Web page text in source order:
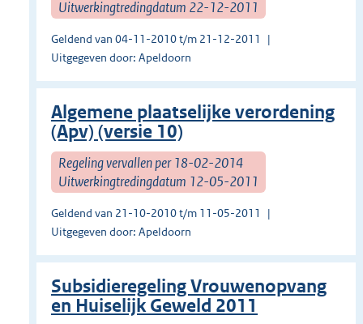
Uitwerkingtredingdatum 22-12-2011
Geldend van 04-11-2010 t/m 21-12-2011
Uitgegeven door: Apeldoorn
Algemene plaatselijke verordening
(Apv) (versie 10)
Regeling vervallen per 18-02-2014
Uitwerkingtredingdatum 12-05-2011
Geldend van 21-10-2010 t/m 11-05-2011
Uitgegeven door: Apeldoorn
Subsidieregeling Vrouwenopvang
en Huiselijk Geweld 2011